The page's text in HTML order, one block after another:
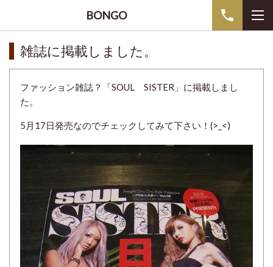
BONGO
雑誌に掲載しました。
ファッション雑誌？「SOUL SISTER」に掲載しまし
た。
5月17日発売なのでチェックしてみて下さい！(>_<)